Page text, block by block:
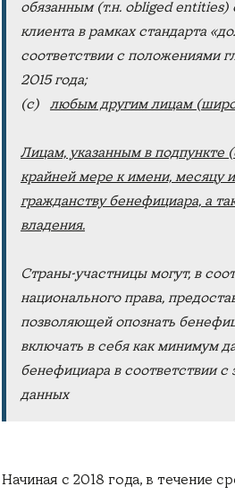
обязанным (т.н. obliged entities)
клиента в рамках стандарта
соответствии с положениями
2015 года;
(c) любым другим лицам
Лицам, указанным в подпункте
крайней мере к имени, месяцу
гражданству бенефициара, а
владения.
Страны-участницы могут, в
национального права,
позволяющей опознать
включать в себя как минимум
бенефициара в соответствии
данных
Начиная с 2018 года, в течение